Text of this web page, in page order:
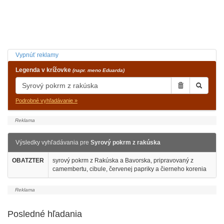
Vypnúť reklamy
Legenda v krížovke (napr. meno Eduarda)
Podrobné vyhľadávanie »
Výsledky vyhľadávania pre Syrový pokrm z rakúska
OBATZTER
syrový pokrm z Rakúska a Bavorska, pripravovaný z
camembertu, cibule, červenej papriky a čierneho korenia
Posledné hľadania